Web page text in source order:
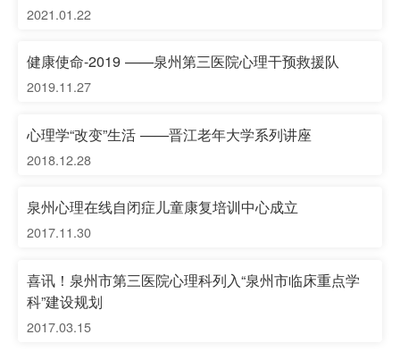
2021.01.22
健康使命-2019 ——泉州第三医院心理干预救援队
2019.11.27
心理学“改变”生活 ——晋江老年大学系列讲座
2018.12.28
泉州心理在线自闭症儿童康复培训中心成立
2017.11.30
喜讯！泉州市第三医院心理科列入“泉州市临床重点学
科”建设规划
2017.03.15